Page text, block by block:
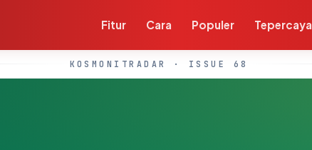
Fitur Cara Populer Tepercaya
KOSMONITRADAR · ISSUE 68